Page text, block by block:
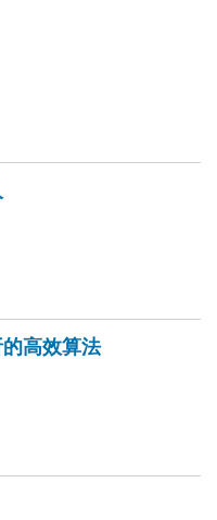
高效算法